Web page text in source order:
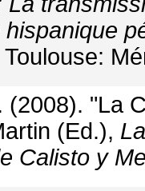
(2008). "La
(Ed.),
Calisto y